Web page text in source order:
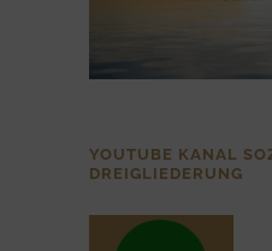
YOUTUBE KANAL
DREIGLIEDERUNG